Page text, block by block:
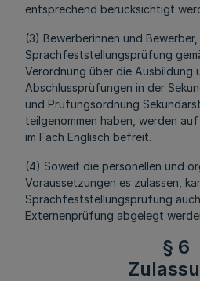
entsprechend berücksichtigt
(3) Bewerberinnen und
Sprachfeststellungsprüfung
Verordnung über die Ausbildung
Abschlussprüfungen in der
und Prüfungsordnung
teilgenommen haben, werden
im Fach Englisch befreit.
(4) Soweit die personellen und
Voraussetzungen es zulassen,
Sprachfeststellungsprüfung auch
Externenprüfung abgelegt
§ 6